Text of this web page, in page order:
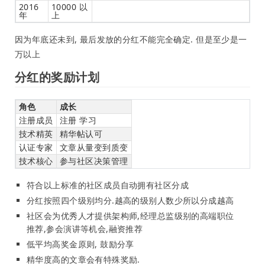
2016
年
10000 以
上
因为年底还未到, 最后发放的分红不能完全确定. 但是至少是一
万以上
分红的奖励计划
角色
成长
注册成员
注册 学习
技术精英
精华帖认可
认证专家
文章从量变到质变
技术核心
参与社区决策管理
符合以上标准的社区成员自动拥有社区分成
分红按照四个级别均分.越高的级别人数少所以分成越高
社区会为优秀人才提供架构师,经理总监级别的高端职位
推荐,参会演讲等机会,融资推荐
低平均高奖金原则, 鼓励分享
精华度高的文章会有特殊奖励.